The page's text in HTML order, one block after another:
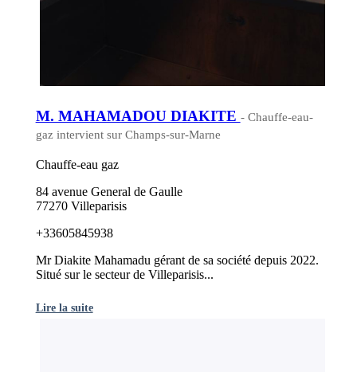
M. MAHAMADOU DIAKITE - Chauffe-eau-
gaz intervient sur Champs-sur-Marne
Chauffe-eau gaz
84 avenue General de Gaulle
77270 Villeparisis
+33605845938
Mr Diakite Mahamadu gérant de sa société depuis 2022.
Situé sur le secteur de Villeparisis...
Lire la suite